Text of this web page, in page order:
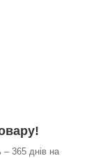
– 365 днів на